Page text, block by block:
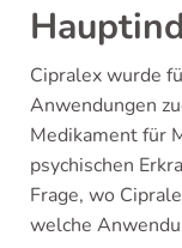
Cipralex wurde
Anwendungen
Medikament für
psychischen
Frage, wo
welche